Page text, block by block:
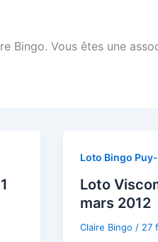
Bingo. Vous êtes une
Loto Bingo
Loto
mars 2012
Claire Bingo / 27